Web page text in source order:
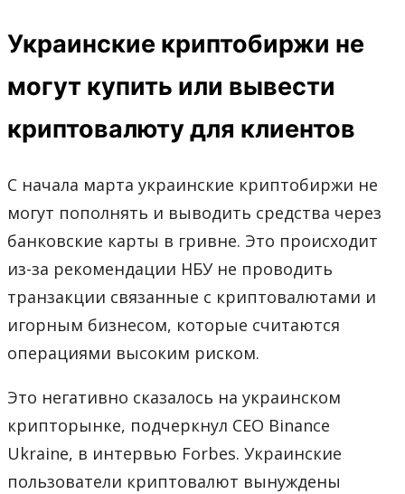
Украинские криптобиржи не
могут купить или вывести
криптовалюту для клиентов
С начала марта украинские криптобиржи не
могут пополнять и выводить средства через
банковские карты в гривне. Это происходит
из-за рекомендации НБУ не проводить
транзакции связанные с криптовалютами и
игорным бизнесом, которые считаются
операциями высоким риском.
Это негативно сказалось на украинском
крипторынке, подчеркнул CEO Binance
Ukraine, в интервью Forbes. Украинские
пользователи криптовалют вынуждены